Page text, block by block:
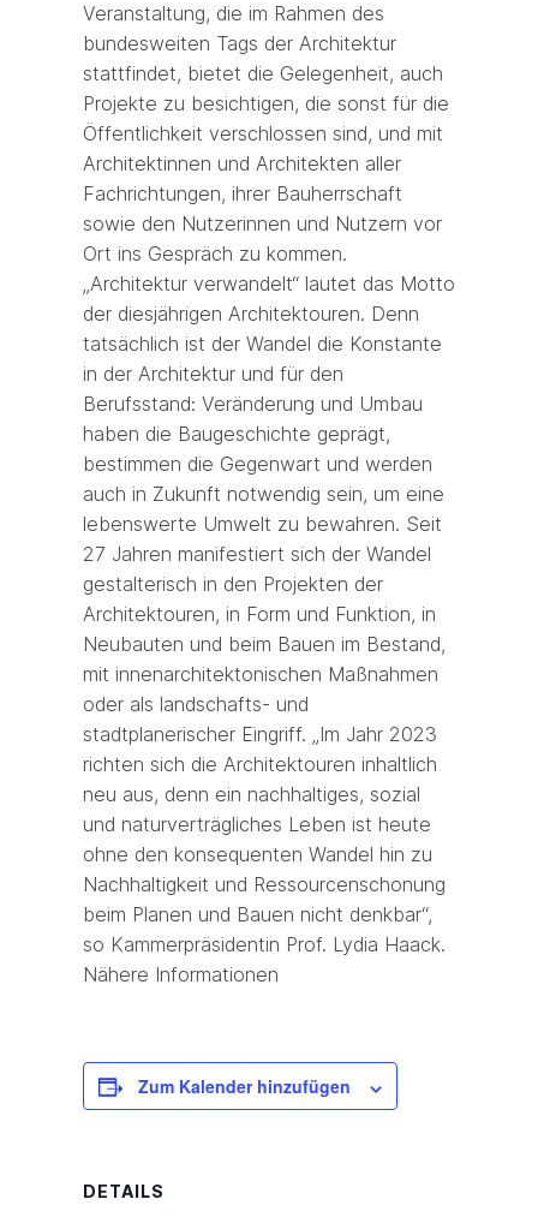
Veranstaltung, die im Rahmen des
bundesweiten Tags der Architektur
stattfindet, bietet die Gelegenheit, auch
Projekte zu besichtigen, die sonst für die
Öffentlichkeit verschlossen sind, und mit
Architektinnen und Architekten aller
Fachrichtungen, ihrer Bauherrschaft
sowie den Nutzerinnen und Nutzern vor
Ort ins Gespräch zu kommen.
„Architektur verwandelt“ lautet das Motto
der diesjährigen Architektouren. Denn
tatsächlich ist der Wandel die Konstante
in der Architektur und für den
Berufsstand: Veränderung und Umbau
haben die Baugeschichte geprägt,
bestimmen die Gegenwart und werden
auch in Zukunft notwendig sein, um eine
lebenswerte Umwelt zu bewahren. Seit
27 Jahren manifestiert sich der Wandel
gestalterisch in den Projekten der
Architektouren, in Form und Funktion, in
Neubauten und beim Bauen im Bestand,
mit innenarchitektonischen Maßnahmen
oder als landschafts- und
stadtplanerischer Eingriff. „Im Jahr 2023
richten sich die Architektouren inhaltlich
neu aus, denn ein nachhaltiges, sozial
und naturverträgliches Leben ist heute
ohne den konsequenten Wandel hin zu
Nachhaltigkeit und Ressourcenschonung
beim Planen und Bauen nicht denkbar“,
so Kammerpräsidentin Prof. Lydia Haack.
Nähere Informationen
Zum Kalender hinzufügen
DETAILS